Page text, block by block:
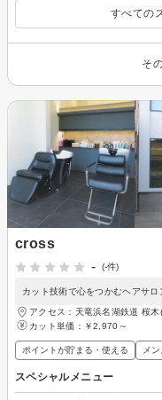
すべての
そ
cross
-
(-件)
カット技術で心をつかむヘアサロ
アクセス：天竜浜名湖鉄道 桜
カット単価： ￥2,970～
ポイントが貯まる・使える メン
スペシャルメニュー